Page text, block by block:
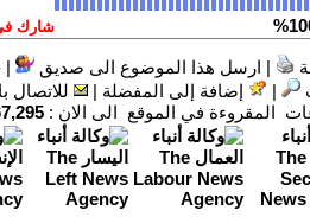
| ارسل هذا الموضوع الى صديق |
| إضافة إلى المفضلة |
للاتصال
المقروءة في الموقع الى الان :